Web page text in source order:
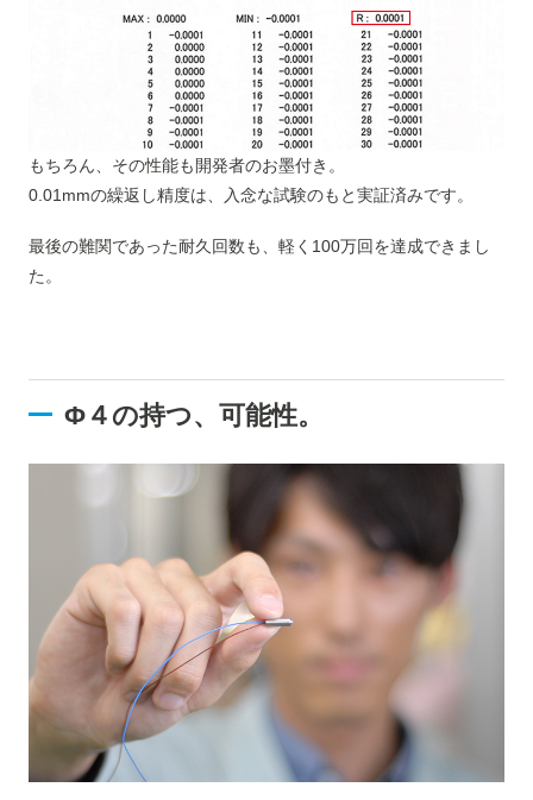
もちろん、その性能も開発者のお墨付き。
0.01mmの繰返し精度は、入念な試験のもと実証済みです。
最後の難関であった耐久回数も、軽く100万回を達成できまし
た。
Φ４の持つ、可能性。